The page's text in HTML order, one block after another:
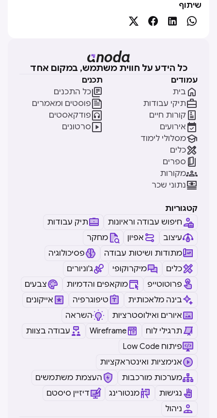
שיתוף




כל הידע על חווית משתמש, במקום אחד
עמודים
בית 
תיקי עבודות
קורות חיים 
אירועים 
מסלולי לימוד
כלים
ספרים 
מקורות
נתוני שכר
תכנים
כל התכנים
פוסטים ומאמרים
פודקאסטים
סרטונים
קטגוריות
חיפוש עבודה וראיונות
תיק עבודות
עיצוב
אפיון
מחקר
מתודות ושיטות עבודה
פסיכולוגיה
כלים
מיקרוקופי
ג'וניורים
פרוטוטייפ
מוקאפים והדמיות
צבעים
בינה מלאכותית
טיפוגרפיה
אייקונים
איורים ואילוסטרציות
השראה
תרגילי לוח
Wireframe
עבודה בצוות
Low Code פיתוח
אנימציות ואינטראקציות
מערכות מורכבות
העצמת משתמשים
נגישות
מנטורינג
דיזיין סיסטם
ניהול